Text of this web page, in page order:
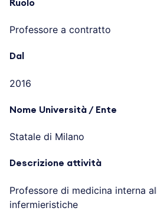
Ruolo
Professore a contratto
Dal
2016
Nome Università / Ente
Statale di Milano
Descrizione attività
Professore di medicina interna
infermieristiche